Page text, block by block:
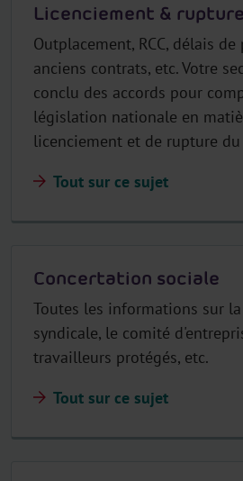
Licenciement & rupture
Outplacement, RCC, délais
anciens contrats, etc. Votre
conclu des accords pour
législation nationale en
licenciement et de rupture
Tout sur ce sujet
Concertation sociale
Toutes les informations sur
syndicale, le comité
travailleurs protégés, etc.
Tout sur ce sujet